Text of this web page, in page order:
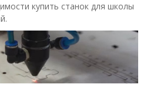
купить станок для школы